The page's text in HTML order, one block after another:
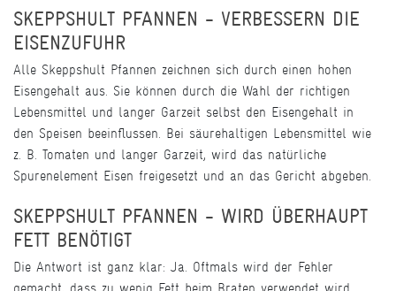
SKEPPSHULT PFANNEN - VERBESSERN DIE
EISENZUFUHR
Alle Skeppshult Pfannen zeichnen sich durch einen hohen
Eisengehalt aus. Sie können durch die Wahl der richtigen
Lebensmittel und langer Garzeit selbst den Eisengehalt in
den Speisen beeinflussen. Bei säurehaltigen Lebensmittel wie
z. B. Tomaten und langer Garzeit, wird das natürliche
Spurenelement Eisen freigesetzt und an das Gericht abgeben.
SKEPPSHULT PFANNEN - WIRD ÜBERHAUPT
FETT BENÖTIGT
Die Antwort ist ganz klar: Ja. Oftmals wird der Fehler